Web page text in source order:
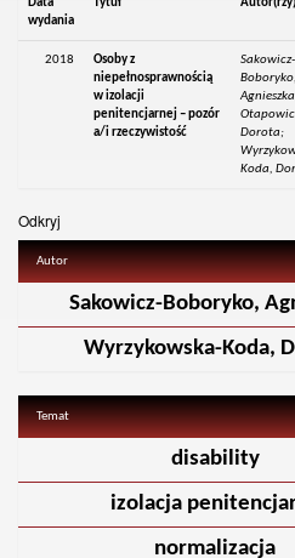
Data
wydania
Tytuł Autor(rzy)
2018
Osoby z
niepełnosprawnością
w izolacji
penitencjarnej – pozór
a/i rzeczywistość
Sakowicz-
Boboryko,
Dorota;
Koda,
Odkryj
Autor
Sakowicz-Boboryko,
Wyrzykowska-Koda,
Temat
disability
izolacja
normalizacja